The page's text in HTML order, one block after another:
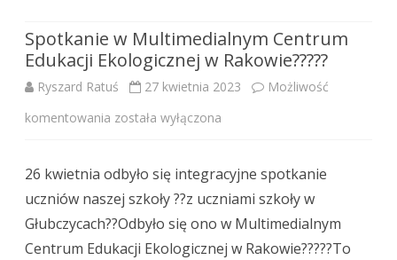
Spotkanie w Multimedialnym Centrum
Edukacji Ekologicznej w Rakowie?????
Ryszard Ratuś 27 kwietnia 2023
Możliwość
komentowania Spotkanie
Multimedialnym
Centrum
Edukacji
została wyłączona
26 kwietnia odbyło się integracyjne spotkanie
uczniów naszej szkoły ??z uczniami szkoły w
Głubczycach??Odbyło się ono w Multimedialnym
Centrum Edukacji Ekologicznej w Rakowie?????To